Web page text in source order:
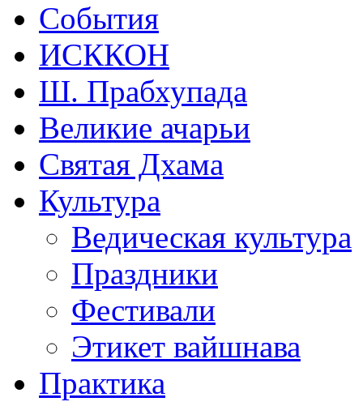
События
ИСККОН
Ш. Прабхупада
Великие ачарьи
Святая Дхама
Культура
Ведическая культура
Праздники
Фестивали
Этикет вайшнава
Практика